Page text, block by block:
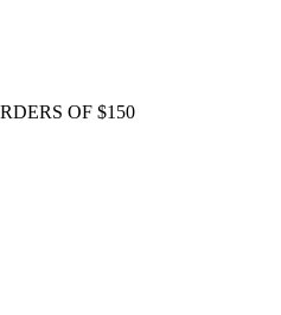
OF $150